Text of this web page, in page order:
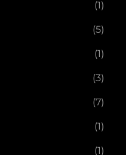
(1)
(5)
(1)
(3)
(7)
(1)
(1)